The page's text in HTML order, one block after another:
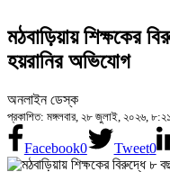
মঠবাড়িয়ায় শিক্ষকের
হয়রানির অভিযোগ
অনলাইন ডেস্ক
প্রকাশিত: মঙ্গলবার, ২৮ জুলাই, ২০২৬,
Facebook0 Tweet0